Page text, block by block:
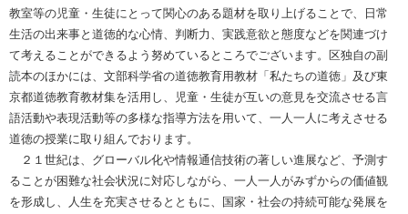
教室等の児童・生徒にとって関心のある題材を取り上げることで、日常
生活の出来事と道徳的な心情、判断力、実践意欲と態度などを関連づけ
て考えることができるよう努めているところでございます。区独自の副
読本のほかには、文部科学省の道徳教育用教材「私たちの道徳」及び東
京都道徳教育教材集を活用し、児童・生徒が互いの意見を交流させる言
語活動や表現活動等の多様な指導方法を用いて、一人一人に考えさせる
道徳の授業に取り組んでおります。
２１世紀は、グローバル化や情報通信技術の著しい進展など、予測す
ることが困難な社会状況に対応しながら、一人一人がみずからの価値観
を形成し、人生を充実させるとともに、国家・社会の持続可能な発展を